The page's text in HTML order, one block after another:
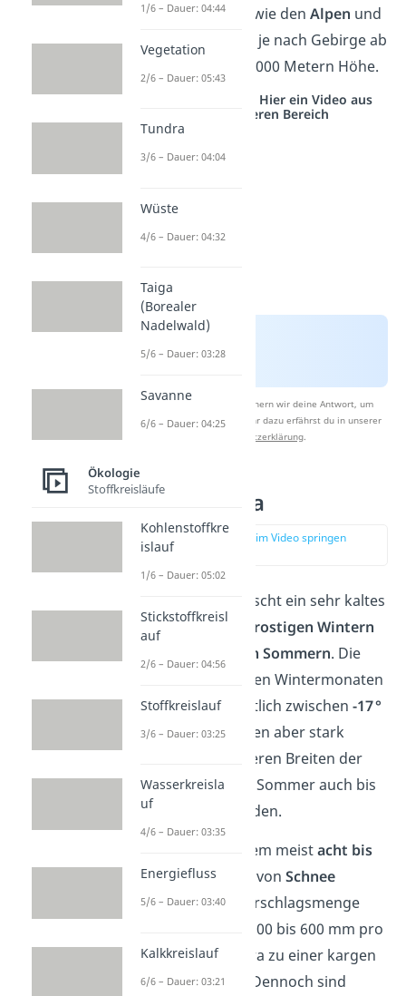
Hochgebirgen wie denAlpen und
demHimalaya
, je nach Gebirge ab
etwa 2000 bis 4000 Metern Höhe.
Studyflix vernetzt: Hier ein Video aus
einem anderen Bereich
Nach Beantwortung speichern wir deine Antwort, um
Studyflix zu verbessern. Mehr dazu erfährst du in unserer
Datenschutzerklärung.
Tundra Klima
zur Stelle im Video springen
In der Tundra herrscht ein sehr kaltes
Klima mitlangen, frostigen Wintern
kurzen, kühlen Sommern. Die
in den Wintermonaten
liegen durchschnittlich zwischen-17 °
C und -40 °C, können aber stark
variieren. In wärmeren Breiten der
Tundra kann es im Sommer auch bis
zu 25 °C warm werden.
Die Tundra ist zudem meistacht bis
elf Monateim Jahr vonSchnee
bedeckt. Die Niederschlagsmenge
liegt nur bei etwa 200 bis 600 mm pro
Jahr, was die Tundra zu einer kargen
Klimazone macht. Dennoch sind
1/6 – Dauer: 04:44
Vegetation
2/6 – Dauer: 05:43
Tundra
3/6 – Dauer: 04:04
Wüste
4/6 – Dauer: 04:32
Taiga
(Borealer
Nadelwald)
5/6 – Dauer: 03:28
Savanne
6/6 – Dauer: 04:25
Ökologie
Stoffkreisläufe
Kohlenstoffkre
islauf
1/6 – Dauer: 05:02
Stickstoffkreisl
auf
2/6 – Dauer: 04:56
Stoffkreislauf
3/6 – Dauer: 03:25
Wasserkreisla
uf
4/6 – Dauer: 03:35
Energiefluss
5/6 – Dauer: 03:40
Kalkkreislauf
6/6 – Dauer: 03:21